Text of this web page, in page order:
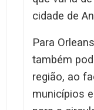
cidade de
Para
também
região, ao
municípios